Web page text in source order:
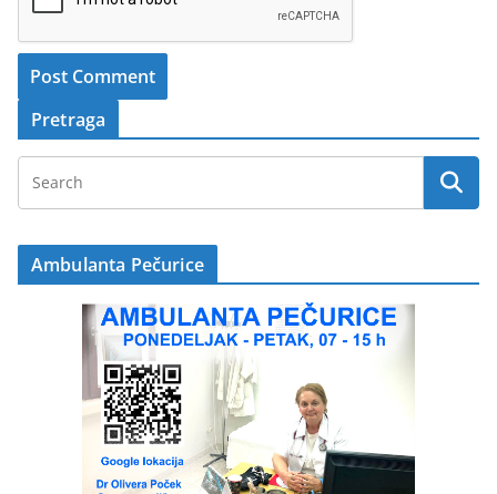
Pretraga
Ambulanta Pečurice